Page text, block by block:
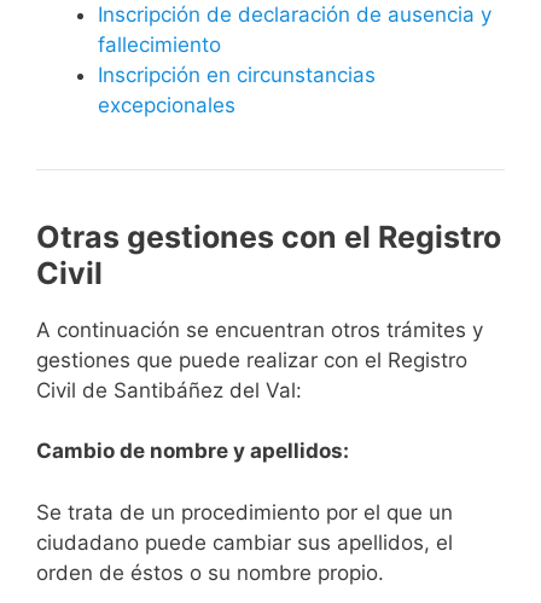
Inscripción de declaración de ausencia y
fallecimiento
Inscripción en circunstancias
excepcionales
Otras gestiones con el Registro
Civil
A continuación se encuentran otros trámites y
gestiones que puede realizar con el Registro
Civil de Santibáñez del Val:
Cambio de nombre y apellidos:
Se trata de un procedimiento por el que un
ciudadano puede cambiar sus apellidos, el
orden de éstos o su nombre propio.